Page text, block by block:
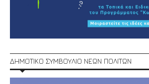
ΔΗΜΟΤΙΚΟ ΣΥΜΒΟΥΛΙΟ ΝΕΩΝ ΠΟΛΙΤΩΝ